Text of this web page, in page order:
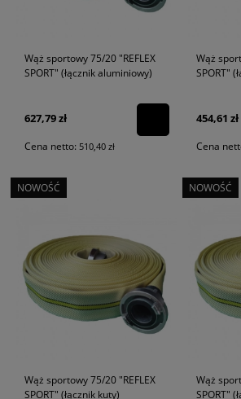
Wąż sportowy 75/20 "REFLEX
SPORT" (łącznik aluminiowy)
627,79 zł
Cena netto: 510,40 zł
Wąż
SPORT"
454,61 zł
Cena
Wąż sportowy 75/20 "REFLEX
SPORT" (łącznik kuty)
NOWOŚĆ
Wąż
SPORT"
NOWOŚĆ